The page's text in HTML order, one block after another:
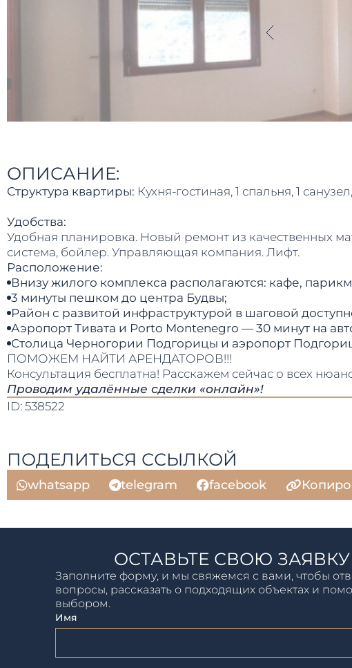
ОПИСАНИЕ:
Структура квартиры: Кухня-гостиная, 1 спальня, 1
Удобства:
Удобная планировка. Новый ремонт из качественных
система, бойлер. Управляющая компания. Лифт.
Расположение:
Внизу жилого комплекса располагаются: кафе,
3 минуты пешком до центра Будвы;
Район с развитой инфраструктурой в шаговой
Аэропорт Тивата и Porto Montenegro — 30 минут на
Столица Черногории Подгорицы и аэропорт
ПОМОЖЕМ НАЙТИ АРЕНДАТОРОВ!!!
Консультация бесплатна! Расскажем сейчас о всех
Проводим удалённые сделки «онлайн»!
ID: 538522
ПОДЕЛИТЬСЯ ССЫЛКОЙ
whatsapp telegram facebook
ОСТАВЬТЕ СВОЮ ЗАЯВКУ
Заполните форму, и мы свяжемся с вами, чтобы
вопросы, рассказать о подходящих объектах и
выбором.
Имя